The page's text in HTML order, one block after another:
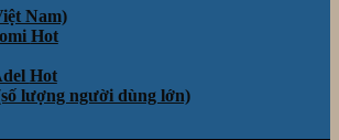
Nam)
lượng người dùng lớn)